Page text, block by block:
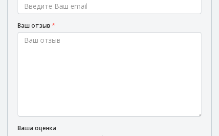
Ваш отзыв *
Ваша оценка